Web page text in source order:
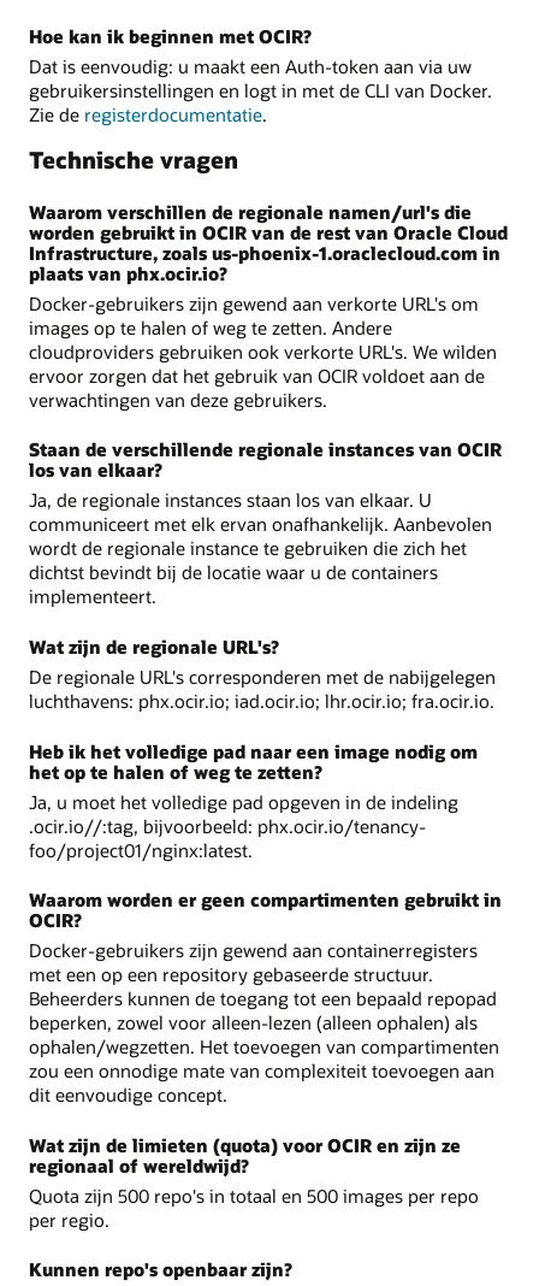
Hoe kan ik beginnen met OCIR?
Dat is eenvoudig: u maakt een Auth-token aan via uw
gebruikersinstellingen en logt in met de CLI van Docker.
Zie de registerdocumentatie.
Technische vragen
Waarom verschillen de regionale namen/url's die
worden gebruikt in OCIR van de rest van Oracle Cloud
Infrastructure, zoals us-phoenix-1.oraclecloud.com in
plaats van phx.ocir.io?
Docker-gebruikers zijn gewend aan verkorte URL's om
images op te halen of weg te zetten. Andere
cloudproviders gebruiken ook verkorte URL's. We wilden
ervoor zorgen dat het gebruik van OCIR voldoet aan de
verwachtingen van deze gebruikers.
Staan de verschillende regionale instances van OCIR
los van elkaar?
Ja, de regionale instances staan los van elkaar. U
communiceert met elk ervan onafhankelijk. Aanbevolen
wordt de regionale instance te gebruiken die zich het
dichtst bevindt bij de locatie waar u de containers
implementeert.
Wat zijn de regionale URL's?
De regionale URL's corresponderen met de nabijgelegen
luchthavens: phx.ocir.io; iad.ocir.io; lhr.ocir.io; fra.ocir.io.
Heb ik het volledige pad naar een image nodig om
het op te halen of weg te zetten?
Ja, u moet het volledige pad opgeven in de indeling
.ocir.io//:tag, bijvoorbeeld: phx.ocir.io/tenancy-
foo/project01/nginx:latest.
Waarom worden er geen compartimenten gebruikt in
OCIR?
Docker-gebruikers zijn gewend aan containerregisters
met een op een repository gebaseerde structuur.
Beheerders kunnen de toegang tot een bepaald repopad
beperken, zowel voor alleen-lezen (alleen ophalen) als
ophalen/wegzetten. Het toevoegen van compartimenten
zou een onnodige mate van complexiteit toevoegen aan
dit eenvoudige concept.
Wat zijn de limieten (quota) voor OCIR en zijn ze
regionaal of wereldwijd?
Quota zijn 500 repo's in totaal en 500 images per repo
per regio.
Kunnen repo's openbaar zijn?